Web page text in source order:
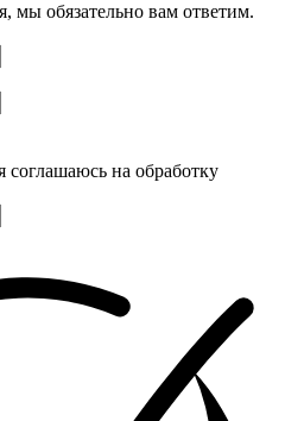
мы обязательно вам ответим.
на обработку